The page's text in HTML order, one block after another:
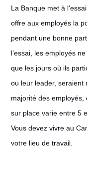
La Banque met à
offre aux employés la
pendant une bonne
l’essai, les employés
que les jours où ils
ou leur leader,
majorité des
sur place varie entre 5
Vous devez vivre au
votre lieu de travail.